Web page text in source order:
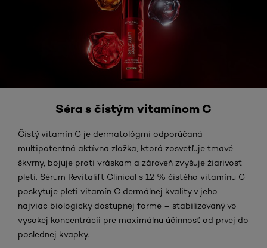
Séra s čistým vitamínom C
Čistý vitamín C je dermatológmi odporúčaná
multipotentná aktívna zložka, ktorá zosvetľuje tmavé
škvrny, bojuje proti vráskam a zároveň zvyšuje žiarivosť
pleti. Sérum Revitalift Clinical s 12 % čistého vitamínu C
poskytuje pleti vitamín C dermálnej kvality v jeho
najviac biologicky dostupnej forme – stabilizovaný vo
vysokej koncentrácii pre maximálnu účinnosť od prvej do
poslednej kvapky.